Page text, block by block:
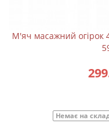
М'яч масажний огірок
Немає на